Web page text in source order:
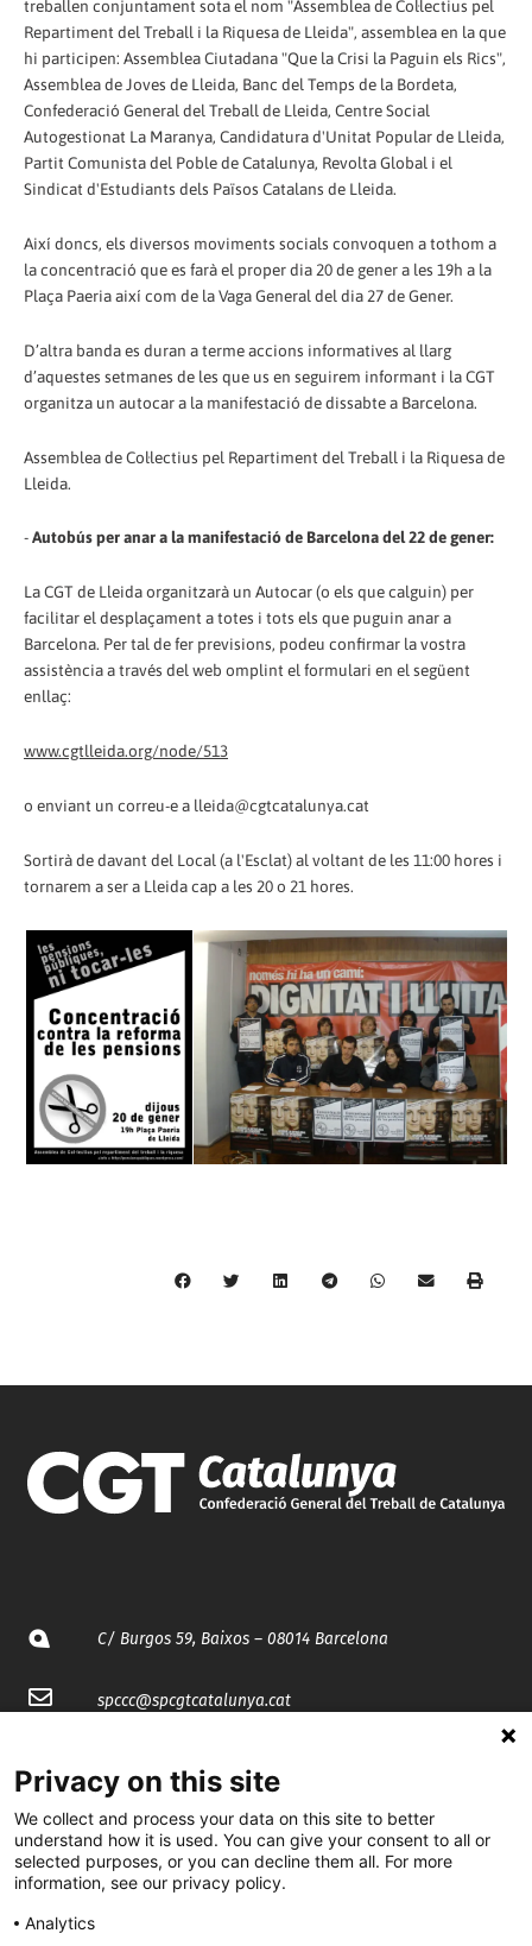
treballen conjuntament sota el nom "Assemblea de Col·lectius pel
Repartiment del Treball i la Riquesa de Lleida", assemblea en la que
hi participen: Assemblea Ciutadana "Que la Crisi la Paguin els Rics",
Assemblea de Joves de Lleida, Banc del Temps de la Bordeta,
Confederació General del Treball de Lleida, Centre Social
Autogestionat La Maranya, Candidatura d'Unitat Popular de Lleida,
Partit Comunista del Poble de Catalunya, Revolta Global i el
Sindicat d'Estudiants dels Països Catalans de Lleida.
Així doncs, els diversos moviments socials convoquen a tothom a
la concentració que es farà el proper dia 20 de gener a les 19h a la
Plaça Paeria així com de la Vaga General del dia 27 de Gener.
D’altra banda es duran a terme accions informatives al llarg
d’aquestes setmanes de les que us en seguirem informant i la CGT
organitza un autocar a la manifestació de dissabte a Barcelona.
Assemblea de Col·lectius pel Repartiment del Treball i la Riquesa de
Lleida.
-Autobús per anar a la manifestació de Barcelona del 22 de gener:
La CGT de Lleida organitzarà un Autocar (o els que calguin) per
facilitar el desplaçament a totes i tots els que puguin anar a
Barcelona. Per tal de fer previsions, podeu confirmar la vostra
assistència a través del web omplint el formulari en el següent
enllaç:
www.cgtlleida.org/node/513
o enviant un correu-e a lleida@cgtcatalunya.cat
Sortirà de davant del Local (a l'Esclat) al voltant de les 11:00 hores i
tornarem a ser a Lleida cap a les 20 o 21 hores.
C/ Burgos 59, Baixos – 08014 Barcelona
spccc@spcgtcatalunya.cat
@CGTCatalunya
cgtcatalunya
CGTCatalunya
Privacy on this site
We collect and process your data on this site to better
understand how it is used. You can give your consent to all or
selected purposes, or you can decline them all. For more
information, see our privacy policy.
Analytics